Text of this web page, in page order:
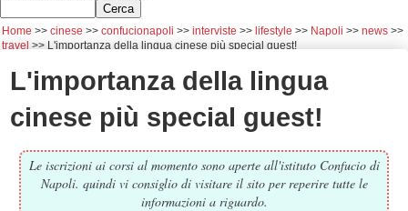
Home cinese confucionapoli interviste lifestyle Napoli
news
travel
L'importanza della lingua cinese più special guest!
L'importanza della lingua
cinese più special guest!
Le iscrizioni ai corsi al momento sono aperte all'istituto Confucio di
Napoli. quindi vi consiglio di visitare il sito per reperire tutte le
informazioni a riguardo.